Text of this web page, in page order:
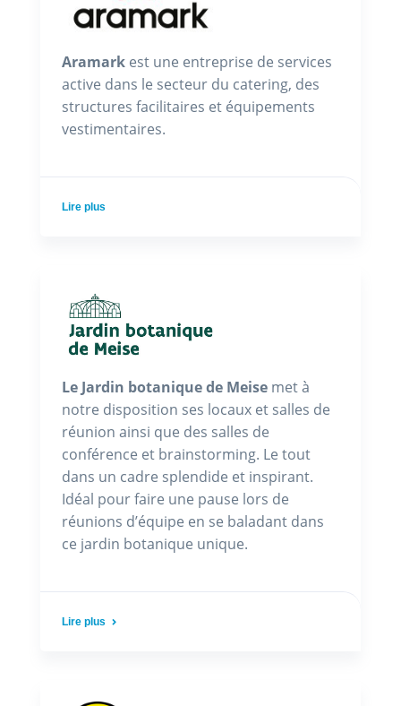
Aramark est une entreprise de services
active dans le secteur du catering, des
structures facilitaires et équipements
vestimentaires.
Lire plus
Le Jardin botanique de Meise met à
notre disposition ses locaux et salles de
réunion ainsi que des salles de
conférence et brainstorming. Le tout
dans un cadre splendide et inspirant.
Idéal pour faire une pause lors de
réunions d’équipe en se baladant dans
ce jardin botanique unique.
Lire plus